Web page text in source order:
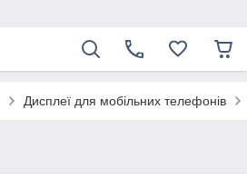
Дисплеї для мобільних телефонів